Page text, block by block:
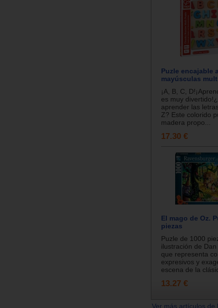
Puzle encajable
mayúsculas
¡A, B, C,
es muy
aprender las
Z? Este colorido
madera propo...
17.30 €
El mago de Oz.
piezas
Puzle de 1000
ilustración de
que representa
expresivos y
escena de la
13.27 €
Ver más artículos